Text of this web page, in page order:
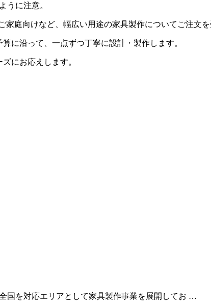
うに注意。
庭向けなど、幅広い用途の家具製作についてご注文を
に沿って、一点ずつ丁寧に設計・製作します。
にお応えします。
国を対応エリアとして家具製作事業を展開してお …